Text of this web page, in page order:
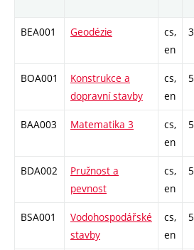
BEA001 Geodézie
cs,
en
3
BOA001
Konstrukce a
dopravní stavby
cs,
en
5
BAA003 Matematika 3
cs,
en
5
BDA002
Pružnost a
pevnost
cs,
en
5
BSA001
Vodohospodářské
stavby
cs,
en
5